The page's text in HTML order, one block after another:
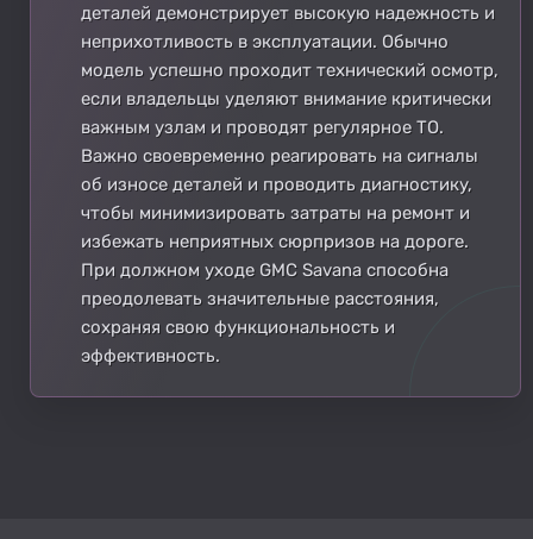
деталей демонстрирует высокую надежность и
неприхотливость в эксплуатации. Обычно
модель успешно проходит технический осмотр,
если владельцы уделяют внимание критически
важным узлам и проводят регулярное ТО.
Важно своевременно реагировать на сигналы
об износе деталей и проводить диагностику,
чтобы минимизировать затраты на ремонт и
избежать неприятных сюрпризов на дороге.
При должном уходе GMC Savana способна
преодолевать значительные расстояния,
сохраняя свою функциональность и
эффективность.